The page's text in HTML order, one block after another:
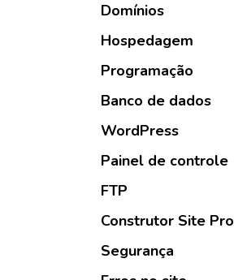
Domínios
Hospedagem
Programação
Banco de dados
WordPress
Painel de controle
FTP
Construtor Site Pro
Segurança